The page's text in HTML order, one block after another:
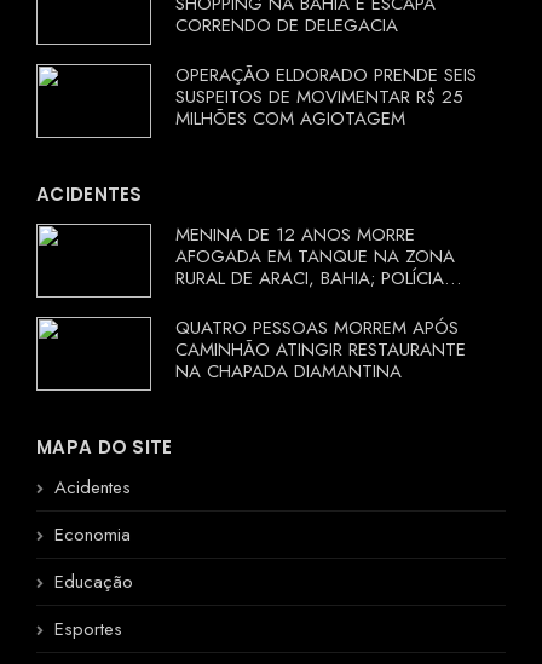
CORRENDO DE DELEGACIA
OPERAÇÃO ELDORADO PRENDE SEIS
SUSPEITOS DE MOVIMENTAR R$ 25
MILHÕES COM AGIOTAGEM
ACIDENTES
MENINA DE 12 ANOS MORRE
AFOGADA EM TANQUE NA ZONA
RURAL DE ARACI, BAHIA; POLÍCIA
QUATRO PESSOAS MORREM APÓS
CAMINHÃO ATINGIR RESTAURANTE
NA CHAPADA DIAMANTINA
MAPA DO SITE
Acidentes
Economia
Educação
Esportes